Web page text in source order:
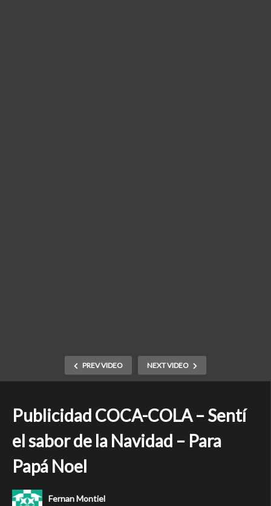
PREV VIDEO NEXT VIDEO
Publicidad COCA-COLA – Sentí
el sabor de la Navidad – Para
Papá Noel
Fernan Montiel